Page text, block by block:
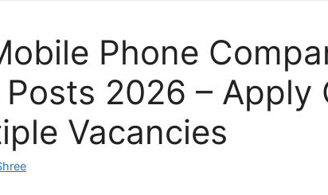
Phone
2026 – Apply
Vacancies